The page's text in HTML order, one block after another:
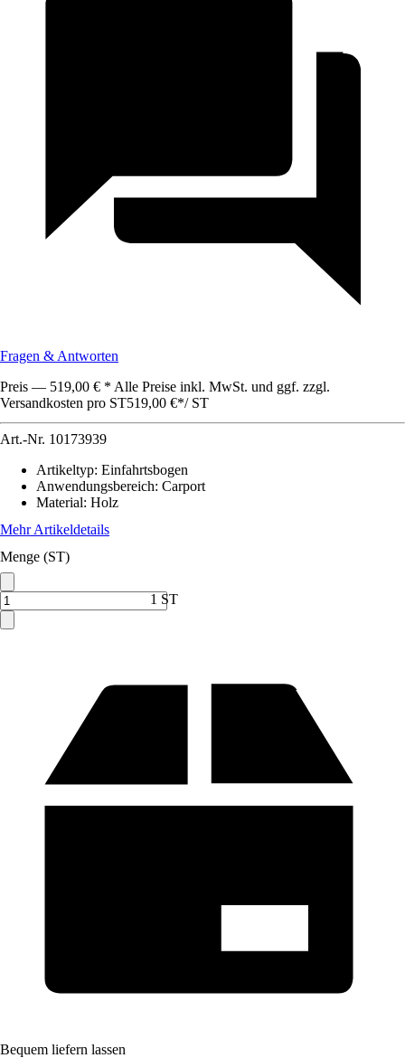
Fragen & Antworten
Preis — 519,00 € * Alle Preise inkl. MwSt. und ggf. zzgl.
Versandkosten pro ST519,00 €*/ ST
Art.-Nr. 10173939
Artikeltyp: Einfahrtsbogen
Anwendungsbereich: Carport
Material: Holz
Mehr Artikeldetails
Menge (ST)
1 ST
Bequem liefern lassen